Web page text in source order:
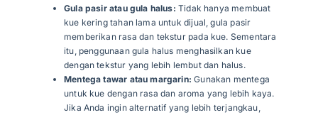
Gula pasir atau gula halus: Tidak hanya membuat
kue kering tahan lama untuk dijual, gula pasir
memberikan rasa dan tekstur pada kue. Sementara
itu, penggunaan gula halus menghasilkan kue
dengan tekstur yang lebih lembut dan halus.
Mentega tawar atau margarin: Gunakan mentega
untuk kue dengan rasa dan aroma yang lebih kaya.
Jika Anda ingin alternatif yang lebih terjangkau,